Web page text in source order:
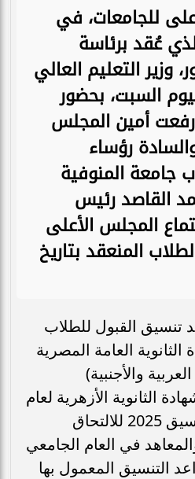
للجامعات، في
عُقد برئاسة
وزير التعليم العالي
السبت، بحضور
أمين المجلس
رؤساء
جامعة المنوفية
القاصد رئيس
المجلس الأعلى
المنعقد بتاريخ
تنسيق القبول للطلاب
العامة المصرية
والأجنبية)
الثانوية الأزهرية لعام
2025، والمتقدمين لتنسيق 2025 للالتحاق
في العام الجامعي
قواعد التنسيق المعمول بها